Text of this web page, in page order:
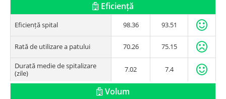
Eficiență
Eficiență spital 98.36 93.51
Rată de utilizare a patului 70.26 75.15
Durată medie de spitalizare
(zile)
7.02 7.4
Volum